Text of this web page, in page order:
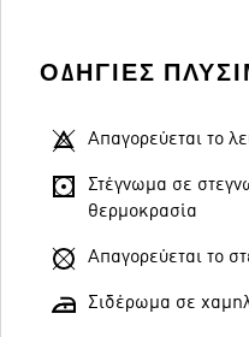
ΟΔΗΓΊΕΣ
Απαγορεύεται το
Στέγνωμα σε
θερμοκρασία
Απαγορεύεται το
Σιδέρωμα σε